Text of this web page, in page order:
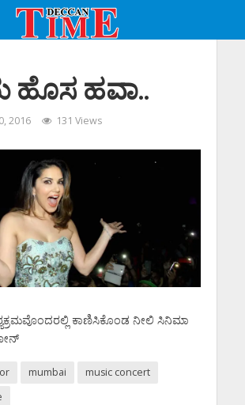
ಹೊಸ ಹವಾ..
2016 131 Views
ಕಾಣಿಸಿಕೊಂಡ ನೀಲಿ ಸಿನಿಮಾ
mumbai
music concert